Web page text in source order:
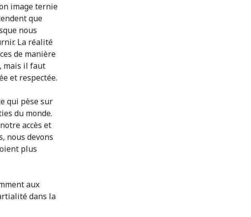
image ternie
que
nous
La réalité
de manière
mais il faut
et respectée.
qui pèse sur
du monde.
accès et
nous devons
plus
aux
dans la